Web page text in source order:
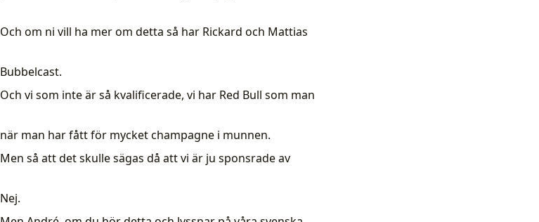
Och om ni vill ha mer om detta så har Rickard och Mattias
Bubbelcast.
Och vi som inte är så kvalificerade, vi har Red Bull som man
när man har fått för mycket champagne i munnen.
Men så att det skulle sägas då att vi är ju sponsrade av
Nej.